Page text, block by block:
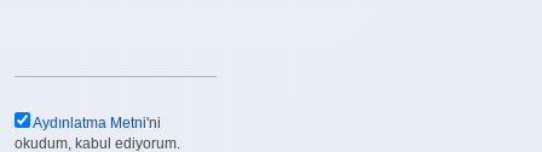
Aydınlatma Metni'ni
okudum, kabul ediyorum.